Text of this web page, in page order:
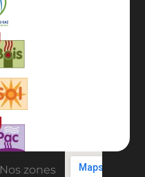
Nos zones